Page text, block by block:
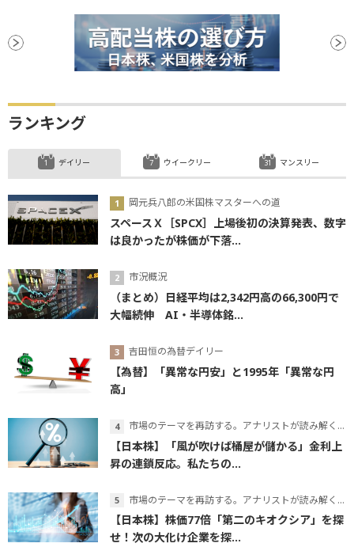
ランキング
デイリー
岡元兵八郎の米国株マスターへの道
スペースＸ［SPCX］上場後初の決算発表、数字
は良かったが株価が下落...
市況概況
（まとめ）日経平均は2,342円高の66,300円で
大幅続伸 AI・半導体銘...
吉田恒の為替デイリー
【為替】「異常な円安」と1995年「異常な円
高」
市場のテーマを再訪する。アナリストが読み解くテーマの本質
【日本株】「風が吹けば桶屋が儲かる」金利上
昇の連鎖反応。私たちの...
市場のテーマを再訪する。アナリストが読み解くテーマの本質
【日本株】株価77倍「第二のキオクシア」を探
せ！次の大化け企業を探...
ウイークリー マンスリー